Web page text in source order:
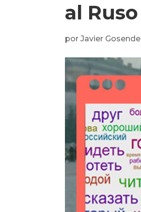
al Ruso
porJavier Gosende